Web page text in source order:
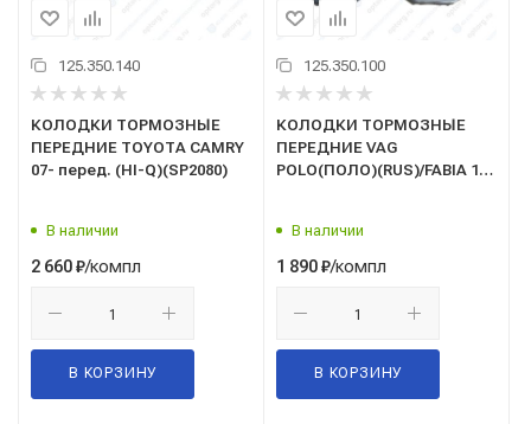
125.350.140
КОЛОДКИ ТОРМОЗНЫЕ
ПЕРЕДНИЕ TOYOTA CAMRY
07- перед. (HI-Q)(SP2080)
В наличии
2 660₽/компл
В КОРЗИНУ
125.350.100
КОЛОДКИ ТОРМОЗНЫЕ
ПЕРЕДНИЕ VAG
POLO(ПОЛО)(RUS)/FABIA 11-
В наличии
1 890₽/компл
В КОРЗИНУ